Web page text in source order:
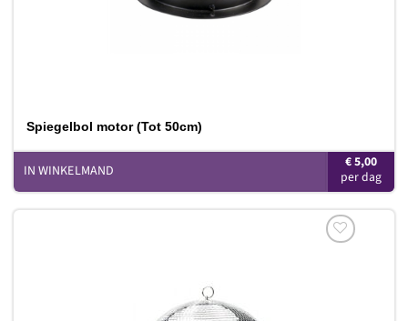
Spiegelbol motor (Tot 50cm)
€5,00
IN WINKELMAND